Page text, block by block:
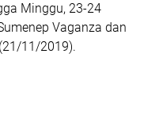
Minggu, 23-24
Vaganza dan
11/2019).